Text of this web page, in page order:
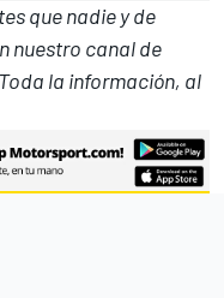
que nadie y de
nuestro canal de
la información, al